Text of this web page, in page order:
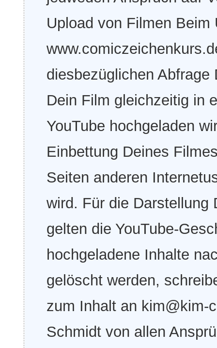
Upload von Filmen
diesbezüglichen
Dein Film gleichzeitig in
YouTube hochgeladen
Einbettung Deines
Seiten anderen
wird. Für die Darstellung
gelten die YouTube-
hochgeladene Inhalte
gelöscht werden,
zum Inhalt an kim@kim-
Schmidt von allen